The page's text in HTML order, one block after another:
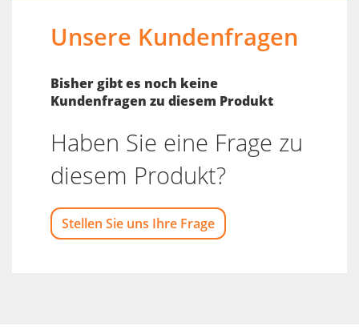
Unsere Kundenfragen
Bisher gibt es noch keine
Kundenfragen zu diesem Produkt
Haben Sie eine Frage zu
diesem Produkt?
Stellen Sie uns Ihre Frage